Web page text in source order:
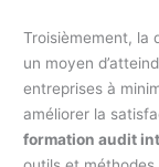
Troisièmement, la
un moyen
entreprises à
améliorer la
formation audit